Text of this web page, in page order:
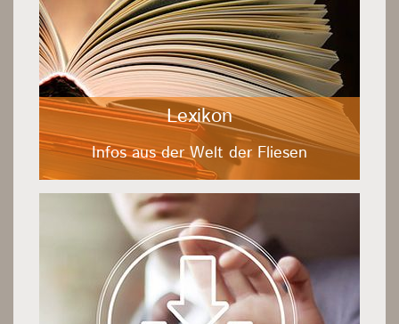
Lexikon
Infos aus der Welt der Fliesen